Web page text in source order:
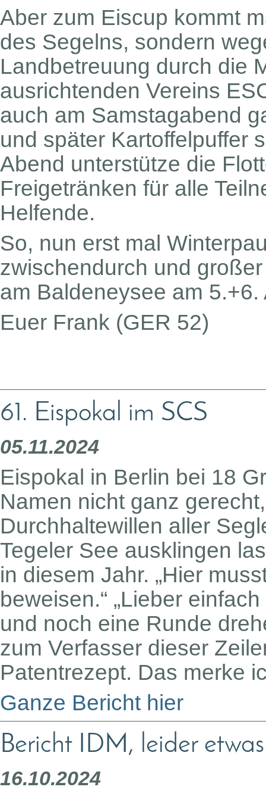
Aber zum Eiscup kommt
des Segelns, sondern
Landbetreuung durch die
ausrichtenden Vereins
auch am Samstagabend
und später Kartoffelpuffer
Abend unterstütze die
Freigetränken für alle
Helfende.
So, nun erst mal
zwischendurch und
am Baldeneysee am 5.+6.
Euer Frank (GER 52)
61. Eispokal im SCS
05.11.2024
Eispokal in Berlin bei 18
Namen nicht ganz
Durchhaltewillen aller
Tegeler See ausklingen
in diesem Jahr. „Hier
beweisen.“ „Lieber
und noch eine Runde
zum Verfasser dieser
Patentrezept. Das merke
Ganze Bericht hier
Bericht IDM, leider
16.10.2024